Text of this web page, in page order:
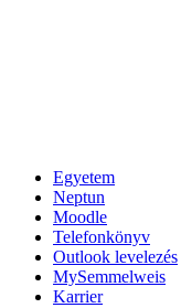
Egyetem
Neptun
Moodle
Telefonkönyv
Outlook levelezés
MySemmelweis
Karrier